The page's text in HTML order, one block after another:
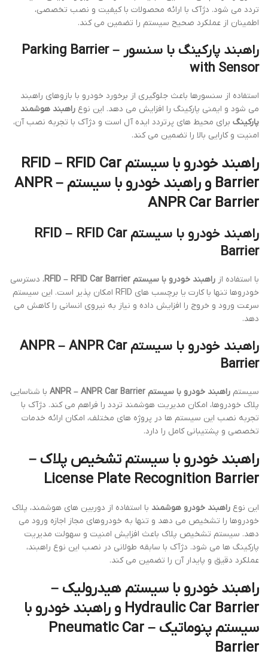
تردد می شود. دژآک با ارائه محصولات با کیفیت و نصب تخصصی،
اطمینان از عملکرد صحیح سیستم را تضمین می کند.
راهبند پارکینگ با سنسور – Parking Barrier
with Sensor
استفاده از سنسورها باعث جلوگیری از برخورد خودرو با بازوهای راهبند
می شود و ایمنی پارکینگ را افزایش می دهد. این نوع راهبند هوشمند
پارکینگ برای محیط های پرتردد ایده آل است و دژآک با تجربه نصب آن،
امنیت و کارایی بالا را تضمین می کند.
راهبند خودرو با سیستم RFID – RFID Car
Barrier و راهبند خودرو با سیستم ANPR –
ANPR Car Barrier
راهبند خودرو با سیستم RFID – RFID Car
Barrier
با استفاده از راهبند خودرو با سیستم RFID – RFID Car Barrier
، دسترسی
خودروها تنها با کارت یا برچسب های RFID امکان پذیر است. این سیستم
سرعت ورود و خروج را افزایش داده و نیاز به نیروی انسانی را کاهش می
دهد.
راهبند خودرو با سیستم ANPR – ANPR Car
Barrier
سیستم راهبند خودرو با سیستم ANPR – ANPR Car Barrier
با شناسایی
پلاک خودروها، امکان مدیریت هوشمند تردد را فراهم می کند. دژآک با
تجربه نصب این سیستم ها در پروژه های مختلف، امکان ارائه خدمات
تخصصی و پشتیبانی کامل را دارد.
راهبند خودرو با سیستم تشخیص پلاک –
License Plate Recognition Barrier
این نوع راهبند خودرو هوشمند با استفاده از دوربین های هوشمند، پلاک
خودروها را تشخیص می دهد و تنها به خودروهای مجاز اجازه ورود می
دهد. سیستم تشخیص پلاک باعث افزایش امنیت و سهولت مدیریت
پارکینگ ها می شود. دژآک با سابقه طولانی در نصب این نوع راهبند،
عملکرد دقیق و پایدار آن را تضمین می کند.
راهبند خودرو با سیستم هیدرولیک –
Hydraulic Car Barrier و راهبند خودرو با
سیستم پنوماتیک – Pneumatic Car
Barrier